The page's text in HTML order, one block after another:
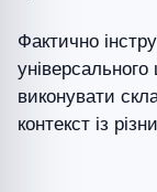
Фактично
виконувати
контекст із